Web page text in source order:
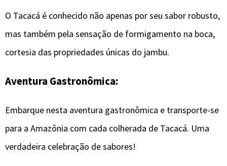
O Tacacá é conhecido não apenas por seu sabor robusto,
mas também pela sensação de formigamento na boca,
cortesia das propriedades únicas do jambu.
Aventura Gastronômica:
Embarque nesta aventura gastronômica e transporte-se
para a Amazônia com cada colherada de Tacacá. Uma
verdadeira celebração de sabores!